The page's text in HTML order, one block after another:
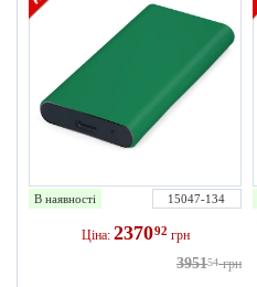
В наявності 15047-134
Ціна: 237092 грн
395154 грн